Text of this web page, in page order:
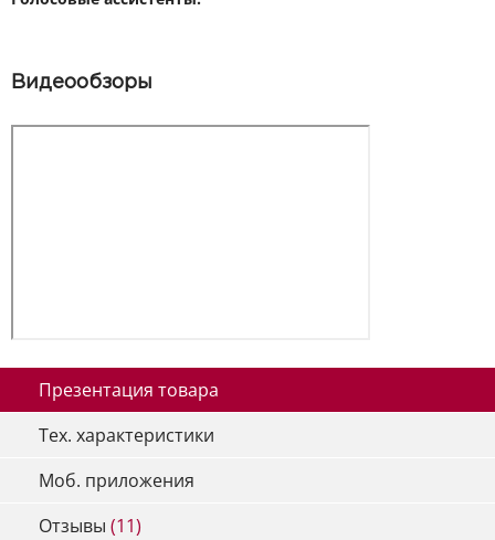
Видеообзоры
Презентация товара
Тех. характеристики
Моб. приложения
Отзывы (11)